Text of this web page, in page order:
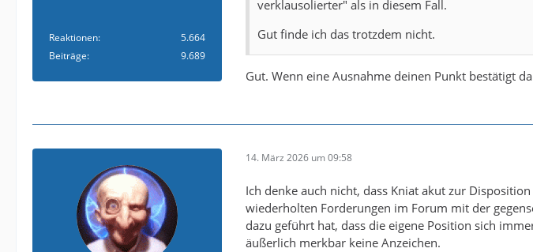
Reaktionen
5.664
Beiträge
9.689
verklausolierter" als in diesem Fall.
Gut finde ich das trotzdem nicht.
Gut. Wenn eine Ausnahme deinen Punkt bestätigt
14. März 2026 um 09:58
Ich denke auch nicht, dass Kniat akut zur
wiederholten Forderungen im Forum mit der
dazu geführt hat, dass die eigene Position sich
äußerlich merkbar keine Anzeichen.